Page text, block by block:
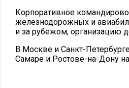
Корпоративное
железнодорожных и
и за рубежом, организацию
В Москве и Санкт-
Самаре и Ростове-на-Дону